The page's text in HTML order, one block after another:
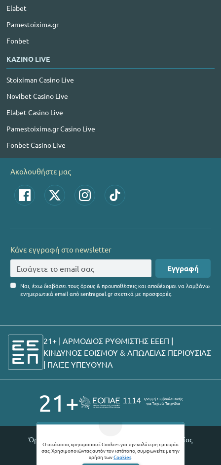
Ο ιστότοπος χρησιμοποιεί Cookies για την καλύτερη εμπειρία
σας. Χρησιμοποιώντας αυτόν τον ιστότοπο, συμφωνείτε με την
χρήση τωνCookies.
Elabet
Pamestoixima.gr
Fonbet
ΚΑΖΙΝΟ LIVE
Stoiximan Casino Live
Novibet Casino Live
Elabet Casino Live
Pamestoixima.gr Casino Live
Fonbet Casino Live
Ακολουθήστε μας
Κάνε εγγραφή στο newsletter
Εγγραφή
Ναι, έχω διαβάσει τους όρους & προυποθέσεις και αποδέχομαι να λαμβάνω
ενημερωτικά email από sentragoal.gr σχετικά με προσφορές.
21+ | ΑΡΜΟΔΙΟΣ ΡΥΘΜΙΣΤΗΣ ΕΕΕΠ |
ΚΙΝΔΥΝΟΣ ΕΘΙΣΜΟΥ & ΑΠΩΛΕΙΑΣ ΠΕΡΙΟΥΣΙΑΣ
| ΠΑΙΞΕ ΥΠΕΥΘΥΝΑ
21+
Όροι χρήσης |
Θέσεις εργασίας
© 2026 Sentragoal